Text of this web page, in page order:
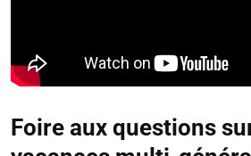
Foire aux questions